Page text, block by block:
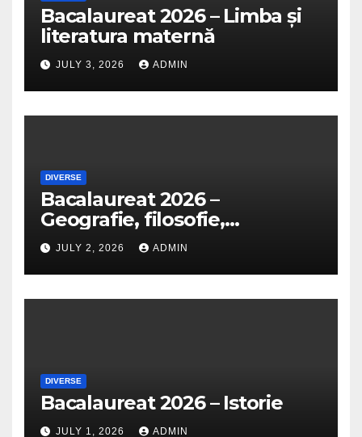
Bacalaureat 2026 – Limba și
literatura maternă
JULY 3, 2026 ADMIN
DIVERSE
Bacalaureat 2026 –
Geografie, filosofie,
economie, logică, psihologie,
sociologie, fizică, chimie,
biologie, anatomie și
informatică
JULY 2, 2026 ADMIN
DIVERSE
Bacalaureat 2026 – Istorie
JULY 1, 2026 ADMIN